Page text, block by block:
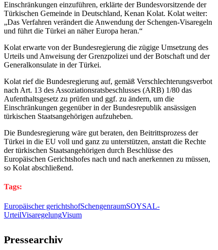
Einschränkungen einzuführen, erklärte der Bundesvorsitzende der
Türkischen Gemeinde in Deutschland, Kenan Kolat. Kolat weiter:
„Das Verfahren verändert die Anwendung der Schengen-Visaregeln
und führt die Türkei an näher Europa heran.“
Kolat erwarte von der Bundesregierung die zügige Umsetzung des
Urteils und Anweisung der Grenzpolizei und der Botschaft und der
Generalkonsulate in der Türkei.
Kolat rief die Bundesregierung auf, gemäß Verschlechterungsverbot
nach Art. 13 des Assoziationsratsbeschlusses (ARB) 1/80 das
Aufenthaltsgesetz zu prüfen und ggf. zu ändern, um die
Einschränkungen gegenüber in der Bundesrepublik ansässigen
türkischen Staatsangehörigen aufzuheben.
Die Bundesregierung wäre gut beraten, den Beitrittsprozess der
Türkei in die EU voll und ganz zu unterstützen, anstatt die Rechte
der türkischen Staatsangehörigen durch Beschlüsse des
Europäischen Gerichtshofes nach und nach anerkennen zu müssen,
so Kolat abschließend.
Tags:
Europäischer gerichtshofSchengenraumSOYSAL-
UrteilVisaregelungVisum
Pressearchiv